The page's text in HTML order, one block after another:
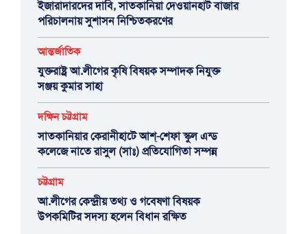
ইজারাদারদের দাবি, সাতকানিয়া দেওয়ানহাট বাজার
পরিচালনায় সুশাসন নিশ্চিতকরণের
আন্তর্জাতিক
যুক্তরাষ্ট্র আ.লীগের কৃষি বিষয়ক সম্পাদক নিযুক্ত
সঞ্জয় কুমার সাহা
দক্ষিন চট্টগ্রাম
সাতকানিয়ার কেরানীহাটে আশ্-শেফা স্কুল এন্ড
কলেজে নাতে রাসুল (সাঃ) প্রতিযোগিতা সম্পন্ন
চট্টগ্রাম
আ.লীগের কেন্দ্রীয় তথ্য ও গবেষণা বিষয়ক
উপকমিটির সদস্য হলেন বিধান রক্ষিত